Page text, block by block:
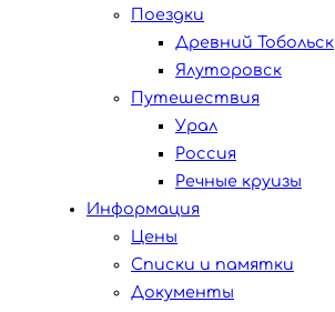
Поездки
Древний Тобольск
Ялуторовск
Путешествия
Урал
Россия
Речные круизы
Информация
Цены
Списки и памятки
Документы